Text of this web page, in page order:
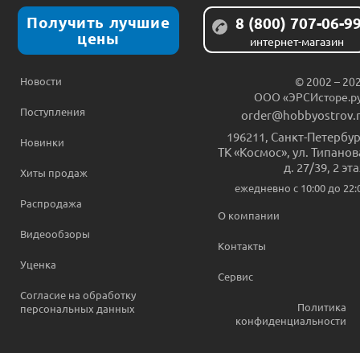
Получить лучшие
цены
8 (800) 707-06-
интернет-магазин
Новости
Поступления
Новинки
Хиты продаж
Распродажа
Видеообзоры
Уценка
Согласие на обработку
персональных данных
© 2002 –
ООО
196211 Санкт-
ТК «Космос», ул.
д. 27/39, 2
ежедневно c 10:00 до
О компании
Контакты
Сервис
Политика
конфиденциальности